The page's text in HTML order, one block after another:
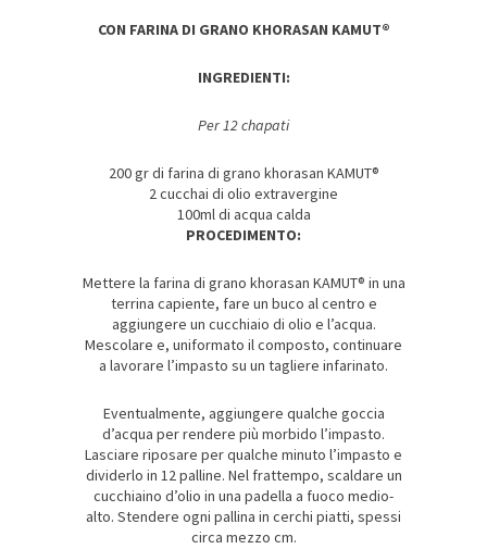
CON FARINA DI GRANO KHORASAN KAMUT®
INGREDIENTI:
Per 12 chapati
200 gr di farina di grano khorasan KAMUT®
2 cucchai di olio extravergine
100ml di acqua calda
PROCEDIMENTO:
Mettere la farina di grano khorasan KAMUT® in una
terrina capiente, fare un buco al centro e
aggiungere un cucchiaio di olio e l’acqua.
Mescolare e, uniformato il composto, continuare
a lavorare l’impasto su un tagliere infarinato.
Eventualmente, aggiungere qualche goccia
d’acqua per rendere più morbido l’impasto.
Lasciare riposare per qualche minuto l’impasto e
dividerlo in 12 palline. Nel frattempo, scaldare un
cucchiaino d’olio in una padella a fuoco medio-
alto. Stendere ogni pallina in cerchi piatti, spessi
circa mezzo cm.